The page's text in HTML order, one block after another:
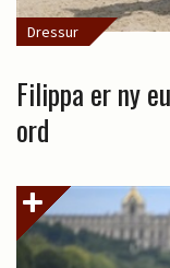
Dressur
Filippa er ny
ord